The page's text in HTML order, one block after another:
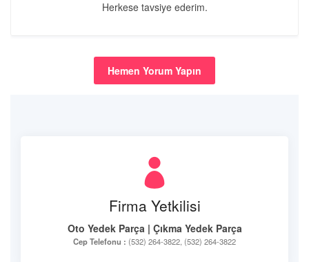
Herkese tavsiye ederim.
Hemen Yorum Yapın
Firma Yetkilisi
Oto Yedek Parça | Çıkma Yedek Parça
Cep Telefonu : (532) 264-3822, (532) 264-3822